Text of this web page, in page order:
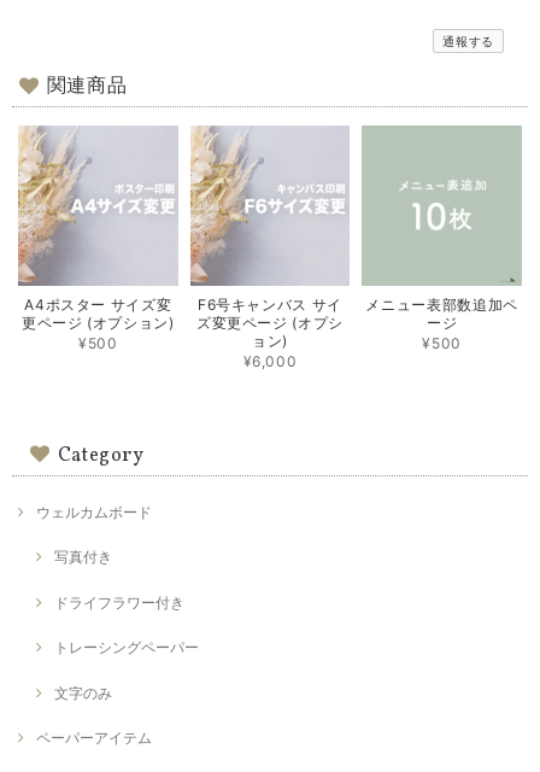
通報する
関連商品
A4ポスター サイズ変
更ページ (オプション)
¥500
F6号キャンバス サイ
ズ変更ページ (オプシ
ョン)
¥6,000
メニュー表部数追加ペ
ージ
¥500
Category
ウェルカムボード
写真付き
ドライフラワー付き
トレーシングペーパー
文字のみ
ペーパーアイテム